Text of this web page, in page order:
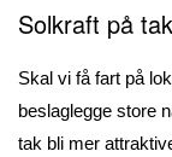
Solkraft på
Skal vi få fart på
beslaglegge store
tak bli mer